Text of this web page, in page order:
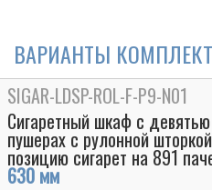
ВАРИАНТЫ
SIGAR-LDSP-ROL-F-P9-N01
Сигаретный шкаф с
пушерах с рулонной
позицию сигарет на 891
630 мм